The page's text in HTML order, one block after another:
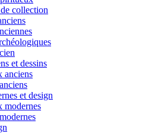
collection
et dessins
anciens
et design
modernes